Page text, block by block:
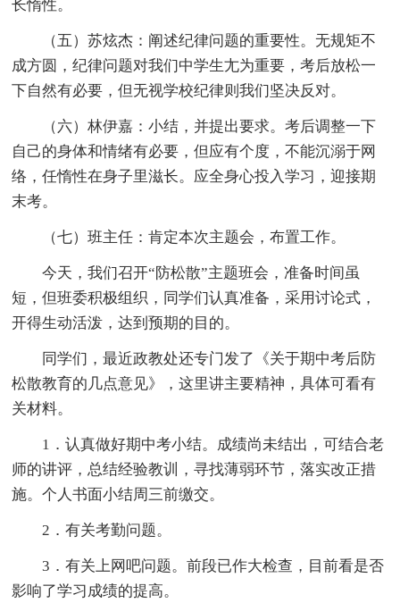
长惰性。
（五）苏炫杰：阐述纪律问题的重要性。无规矩不
成方圆，纪律问题对我们中学生尢为重要，考后放松一
下自然有必要，但无视学校纪律则我们坚决反对。
（六）林伊嘉：小结，并提出要求。考后调整一下
自己的身体和情绪有必要，但应有个度，不能沉溺于网
络，任惰性在身子里滋长。应全身心投入学习，迎接期
末考。
（七）班主任：肯定本次主题会，布置工作。
今天，我们召开“防松散”主题班会，准备时间虽
短，但班委积极组织，同学们认真准备，采用讨论式，
开得生动活泼，达到预期的目的。
同学们，最近政教处还专门发了《关于期中考后防
松散教育的几点意见》，这里讲主要精神，具体可看有
关材料。
1．认真做好期中考小结。成绩尚未结出，可结合老
师的讲评，总结经验教训，寻找薄弱环节，落实改正措
施。个人书面小结周三前缴交。
2．有关考勤问题。
3．有关上网吧问题。前段已作大检查，目前看是否
影响了学习成绩的提高。